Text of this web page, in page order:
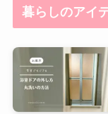
暮らしのアイ